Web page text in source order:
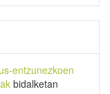
entzunezkoen
bidalketan